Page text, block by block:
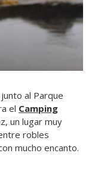
al Parque
el Camping
un lugar muy
robles
mucho encanto.